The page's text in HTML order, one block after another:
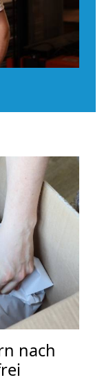
nach